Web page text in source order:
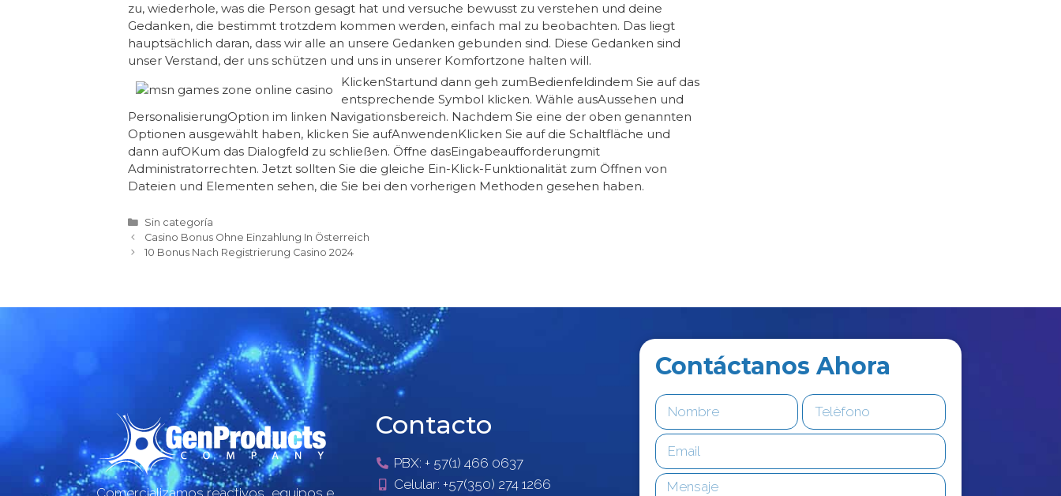
zu, wiederhole, was die Person gesagt hat und versuche bewusst zu verstehen und deine
Gedanken, die bestimmt trotzdem kommen werden, einfach mal zu beobachten. Das liegt
hauptsächlich daran, dass wir alle an unsere Gedanken gebunden sind. Diese Gedanken sind
unser Verstand, der uns schützen und uns in unserer Komfortzone halten will.
KlickenStartund dann geh zumBedienfeldindem Sie auf das
entsprechende Symbol klicken. Wähle ausAussehen und
PersonalisierungOption im linken Navigationsbereich. Nachdem Sie eine der oben genannten
Optionen ausgewählt haben, klicken Sie aufAnwendenKlicken Sie auf die Schaltfläche und
dann aufOKum das Dialogfeld zu schließen. Öffne dasEingabeaufforderungmit
Administratorrechten. Jetzt sollten Sie die gleiche Ein-Klick-Funktionalität zum Öffnen von
Dateien und Elementen sehen, die Sie bei den vorherigen Methoden gesehen haben.
Sin categoría
Casino Bonus Ohne Einzahlung In Österreich
10 Bonus Nach Registrierung Casino 2024
Comercializamos reactivos, equipos e
Contacto
PBX: + 57(1) 466 0637
Celular: +57(350) 274 1266
Contáctanos Ahora